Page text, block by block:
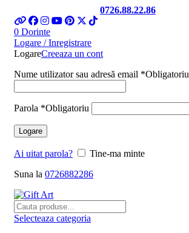
0726.88.22.86
0 Dorinte
Logare / Inregistrare
LogareCreeaza un cont
Nume utilizator sau adresă email *Obligatoriu
Parola *Obligatoriu
Logare
Ai uitat parola?
Tine-ma minte
Suna la 0726882286
Selecteaza categoria